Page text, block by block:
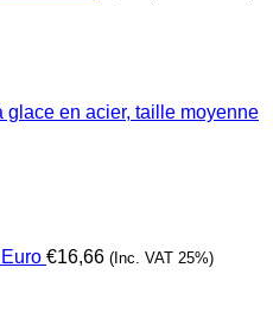
glace en acier, taille moyenne
€16,66 (Inc. VAT 25%)